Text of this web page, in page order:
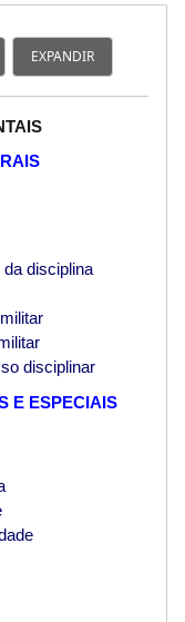
EXPANDIR
da disciplina
disciplinar
E ESPECIAIS